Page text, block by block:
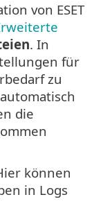
von ESET
. In
für
zu
die
können
in Logs